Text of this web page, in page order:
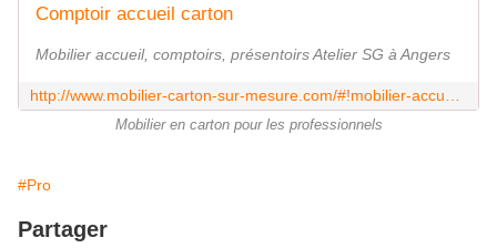
Comptoir accueil carton
Mobilier accueil, comptoirs, présentoirs Atelier SG à Angers
Mobilier en carton pour les professionnels
#Pro
Partager